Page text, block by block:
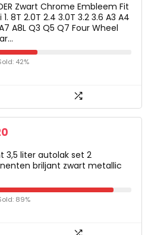
Zwart Chrome Embleem Fit
8T 2.0T 2.4 3.0T 3.2 3.6 A3 A4
A8L Q3 Q5 Q7 Four Wheel
42%
3,5 liter autolak set 2
briljant zwart metallic
89%